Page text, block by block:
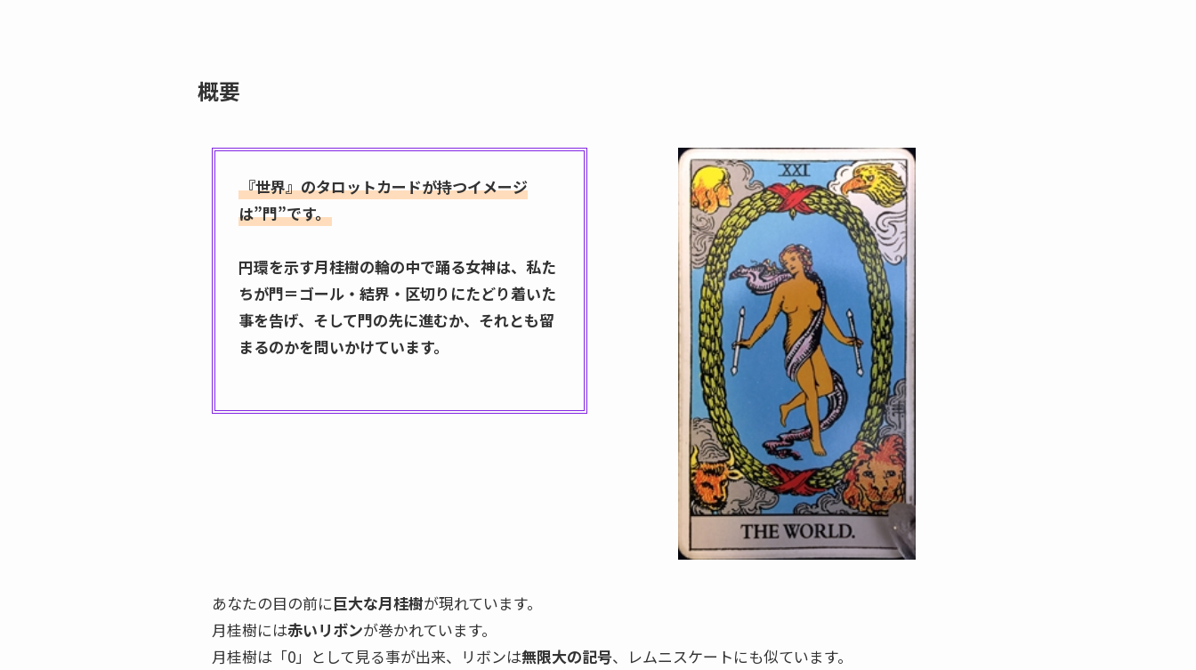
概要
『世界』のタロットカードが持つイメージ
は”門”です。
円環を示す月桂樹の輪の中で踊る女神は、私た
ちが門＝ゴール・結界・区切りにたどり着いた
事を告げ、そして門の先に進むか、それとも留
まるのかを問いかけています。
あなたの目の前に巨大な月桂樹が現れています。
月桂樹には赤いリボンが巻かれています。
月桂樹は「0」として見る事が出来、リボンは無限大の記号、レムニスケートにも似ています。